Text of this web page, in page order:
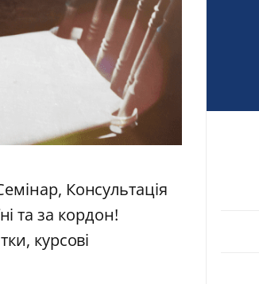
Консультація
та за кордон!
курсові